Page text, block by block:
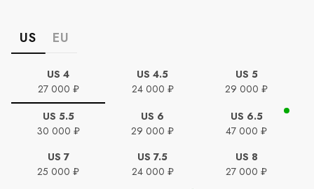
US EU
US 4
27 000 ₽
US 4.5
24 000 ₽
US 5
29 000 ₽
US 5.5
30 000 ₽
US 6
29 000 ₽
US 6.5
47 000 ₽
US 7
25 000 ₽
US 7.5
24 000 ₽
US 8
27 000 ₽